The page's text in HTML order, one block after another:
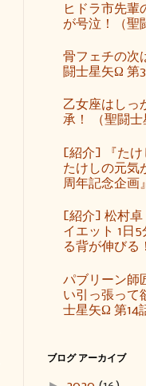
ヒドラ市先輩
が号泣！（聖
骨フェチの次
闘士星矢Ω 第
乙女座はしっ
承！ （聖闘士
[紹介] 『たけ
たけしの元気
周年記念企画』
[紹介] 松村卓
イエット 1日
る背が伸びる
パブリーン師
い引っ張って
士星矢Ω 第14
ブログ アーカイブ